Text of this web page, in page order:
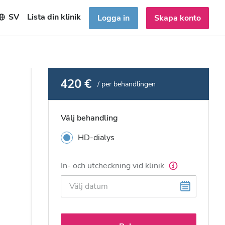
SV Lista din klinik Logga in Skapa konto
420 € / per behandlingen
Välj behandling
HD-dialys
In- och utcheckning vid klinik